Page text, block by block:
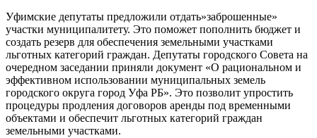
Уфимские депутаты предложили отдать»заброшенные»
участки муниципалитету. Это поможет пополнить бюджет и
создать резерв для обеспечения земельными участками
льготных категорий граждан. Депутаты городского Совета на
очередном заседании приняли документ «О рациональном и
эффективном использовании муниципальных земель
городского округа город Уфа РБ». Это позволит упростить
процедуры продления договоров аренды под временными
объектами и обеспечит льготных категорий граждан
земельными участками.